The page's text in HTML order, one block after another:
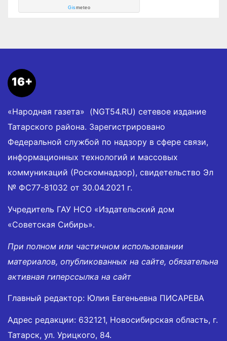
Gismeteo
16+
«Народная газета» (NGT54.RU) сетевое издание
Татарского района. Зарегистрировано
Федеральной службой по надзору в сфере связи,
информационных технологий и массовых
коммуникаций (Роскомнадзор), свидетельство Эл
№ ФС77-81032 от 30.04.2021 г.
Учредитель ГАУ НСО «Издательский дом
«Советская Сибирь».
При полном или частичном использовании
материалов, опубликованных на сайте, обязательна
активная гиперссылка на сайт
Главный редактор: Юлия Евгеньевна ПИСАРЕВА
Адрес редакции: 632121, Новосибирская область, г.
Татарск, ул. Урицкого, 84.